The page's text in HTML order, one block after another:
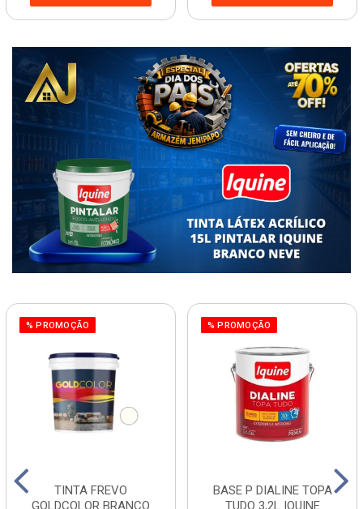
% PROMOÇÃO
TINTA FREVO
GOLDCOLOR BRANCO
% PROMOÇÃO
BASE P DIALINE TOPA
TUDO 3,2L IQUINE